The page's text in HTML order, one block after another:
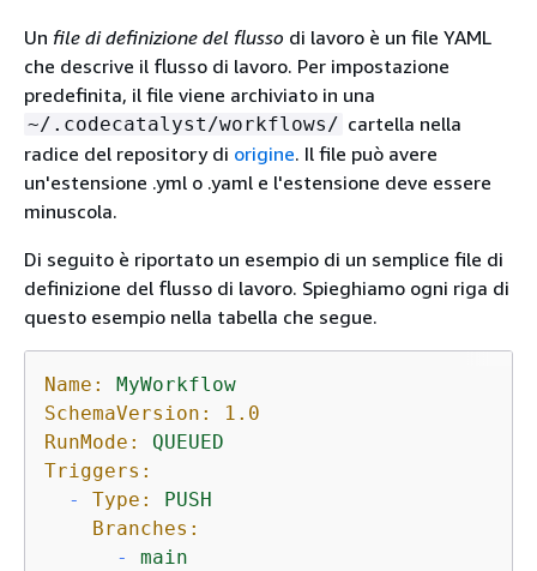
Un file di definizione del flusso di lavoro è un file YAML
che descrive il flusso di lavoro. Per impostazione
predefinita, il file viene archiviato in una
~/.codecatalyst/workflows/ cartella nella
radice del repository di origine. Il file può avere
un'estensione .yml o .yaml e l'estensione deve essere
minuscola.
Di seguito è riportato un esempio di un semplice file di
definizione del flusso di lavoro. Spieghiamo ogni riga di
questo esempio nella tabella che segue.
Name:
MyWorkflow
SchemaVersion:
1.0
RunMode:
QUEUED
Triggers:
-
Type:
PUSH
Branches:
-
main